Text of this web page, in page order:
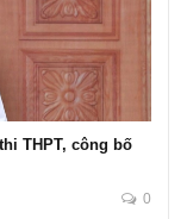
THPT, công bố
0